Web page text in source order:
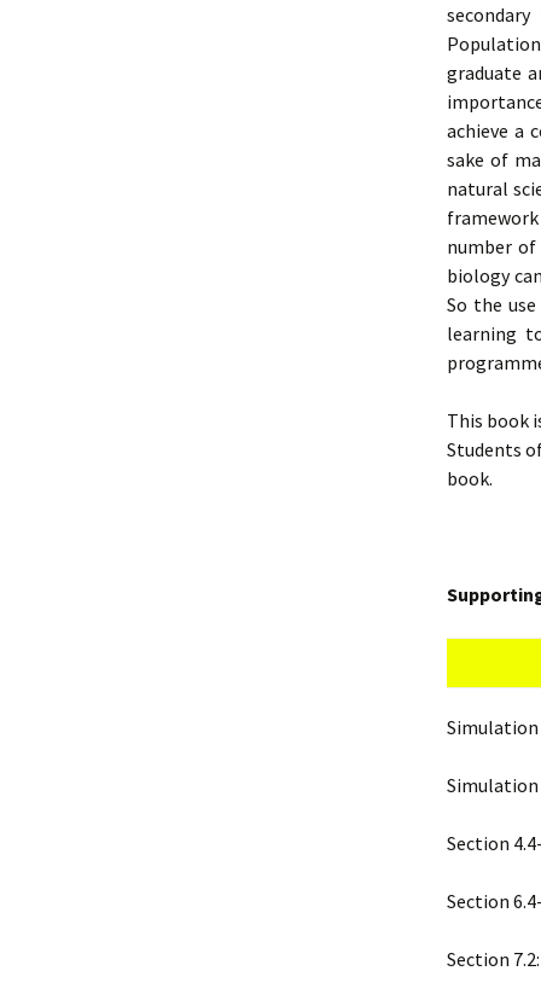
graduate
achieve a
sake of
natural
number of
biology
So the
learning
This book
Students
book.
Section
Section
Section 7.2: